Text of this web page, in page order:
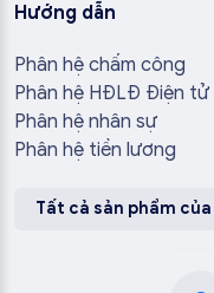
Hướng dẫn
Phân hệ chấm công
Phân hệ HĐLĐ Điện tử
Phân hệ nhân sự
Phân hệ tiền lương
Tất cả sản phẩm